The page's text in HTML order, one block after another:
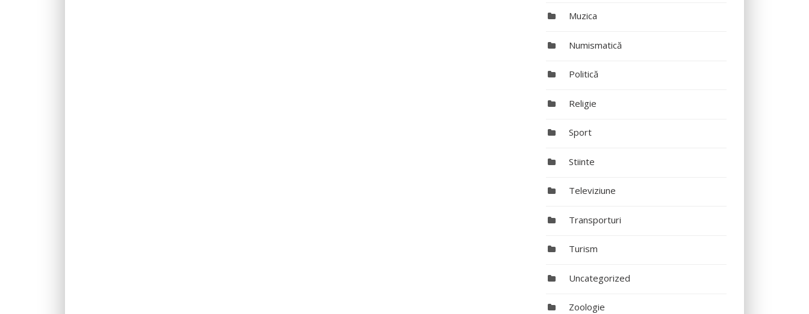
Muzica
Numismatică
Politică
Religie
Sport
Stiinte
Televiziune
Transporturi
Turism
Uncategorized
Zoologie